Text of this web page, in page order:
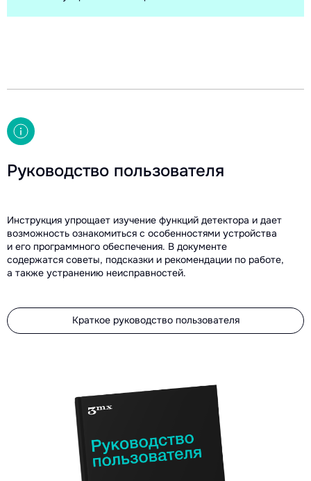
Руководство пользователя
Инструкция упрощает изучение функций детектора и дает
возможность ознакомиться с особенностями устройства
и его программного обеспечения. В документе
содержатся советы, подсказки и рекомендации по работе,
а также устранению неисправностей.
Краткое руководство пользователя